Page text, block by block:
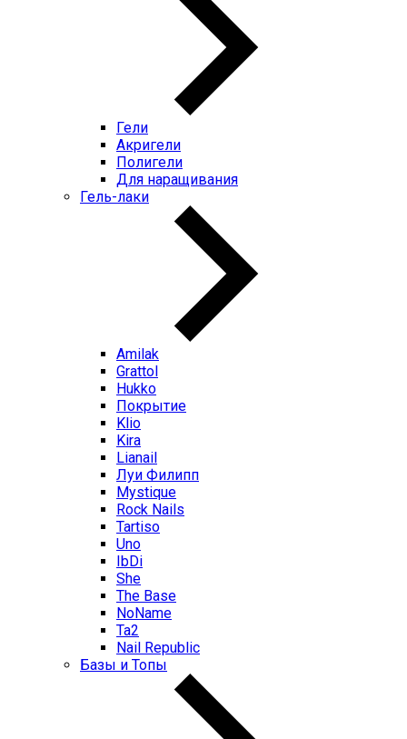
Гели
Акригели
Полигели
Для наращивания
Гель-лаки
Amilak
Grattol
Hukko
Покрытие
Klio
Kira
Lianail
Луи Филипп
Mystique
Rock Nails
Tartiso
Uno
IbDi
She
The Base
NoName
Ta2
Nail Republic
Базы и Топы